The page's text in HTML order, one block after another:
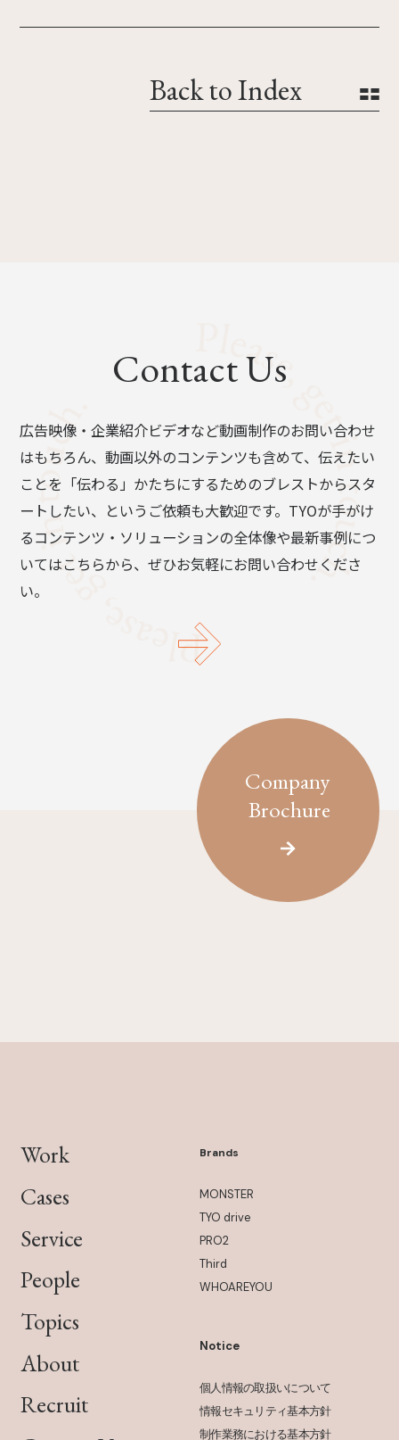
Back to Index
Contact Us
広告映像・企業紹介ビデオなど動画制作のお問い合わせ
はもちろん、動画以外のコンテンツも含めて、伝えたい
ことを「伝わる」かたちにするためのブレストからスタ
ートしたい、というご依頼も大歓迎です。TYOが手がけ
るコンテンツ・ソリューションの全体像や最新事例につ
いてはこちらから、ぜひお気軽にお問い合わせくださ
い。
Company
Brochure
Work
Cases
Service
People
Topics
About
Recruit
Brands
MONSTER
TYO drive
PRO2
Third
WHOAREYOU
Notice
個人情報の取扱いについて
情報セキュリティ基本方針
制作業務における基本方針